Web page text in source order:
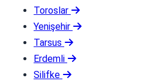
Toroslar
Yenişehir
Tarsus
Erdemli
Silifke